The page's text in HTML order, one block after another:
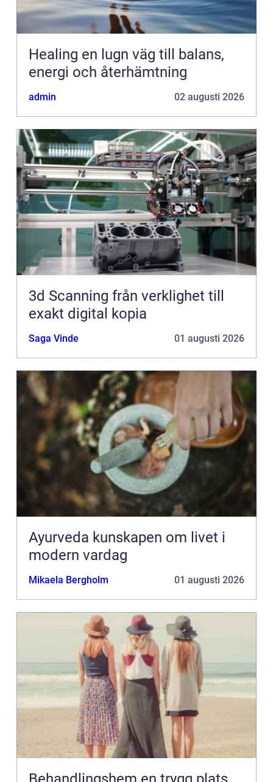
Healing en lugn väg till balans,
energi och återhämtning
admin 02 augusti 2026
3d Scanning från verklighet till
exakt digital kopia
Saga Vinde 01 augusti 2026
Ayurveda kunskapen om livet i
modern vardag
Mikaela Bergholm 01 augusti 2026